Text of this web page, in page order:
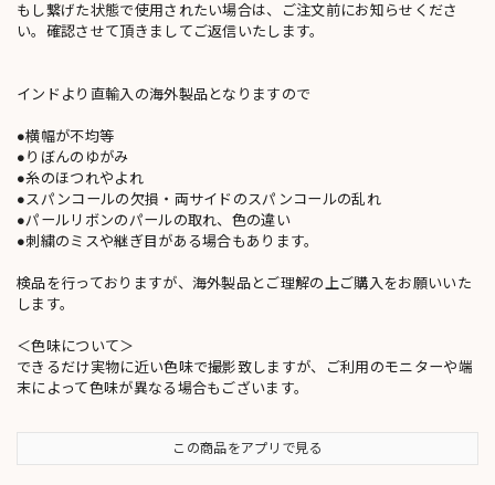
もし繋げた状態で使用されたい場合は、ご注文前にお知らせくださ
い。確認させて頂きましてご返信いたします。
インドより直輸入の海外製品となりますので
●横幅が不均等
●りぼんのゆがみ
●糸のほつれやよれ
●スパンコールの欠損・両サイドのスパンコールの乱れ
●パールリボンのパールの取れ、色の違い
●刺繍のミスや継ぎ目がある場合もあります。
検品を行っておりますが、海外製品とご理解の上ご購入をお願いいた
します。
＜色味について＞
できるだけ実物に近い色味で撮影致しますが、ご利用のモニターや端
末によって色味が異なる場合もございます。
この商品をアプリで見る